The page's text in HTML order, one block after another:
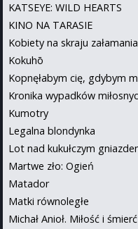
KATSEYE: WILD HEARTS
KINO NA TARASIE
Kobiety na skraju
Kokuhō
Kopnęłabym cię, gdybym
Kronika wypadków
Kumotry
Legalna blondynka
Lot nad kukułczym
Martwe zło: Ogień
Matador
Matki równoległe
Michał Anioł. Miłość i śmierć